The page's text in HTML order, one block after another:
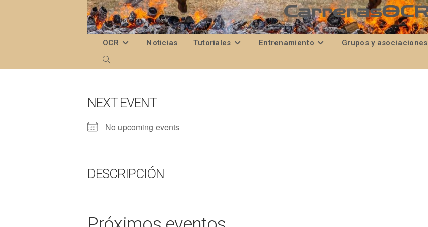
OCR Noticias Tutoriales Entrenamiento Grupos y asociaciones
Alternar
web
NEXT EVENT
No upcoming events
DESCRIPCIÓN